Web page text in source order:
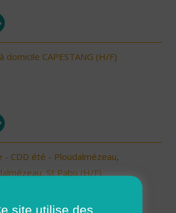
domicile CAPESTANG (H/F)
- CDD été - Ploudalmézeau,
St Pabu (H/F)
site utilise des